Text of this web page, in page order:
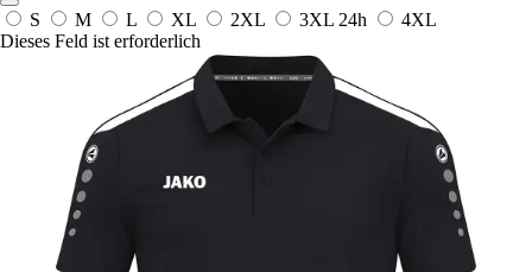
S M L XL 2XL 3XL 24h
4XL
Dieses Feld ist erforderlich